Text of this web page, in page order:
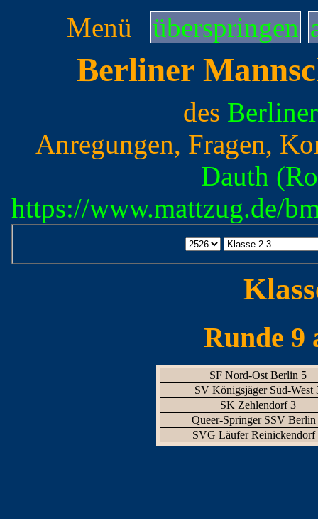
Menü überspringen
Berliner
des
Anregungen, Fragen,
Dauth
https://www.mattzug.de/
Runde 9
SF Nord-Ost Berlin 5
SV Königsjäger Süd-West
SK Zehlendorf 3
Queer-Springer SSV Berlin
SVG Läufer Reinickendorf